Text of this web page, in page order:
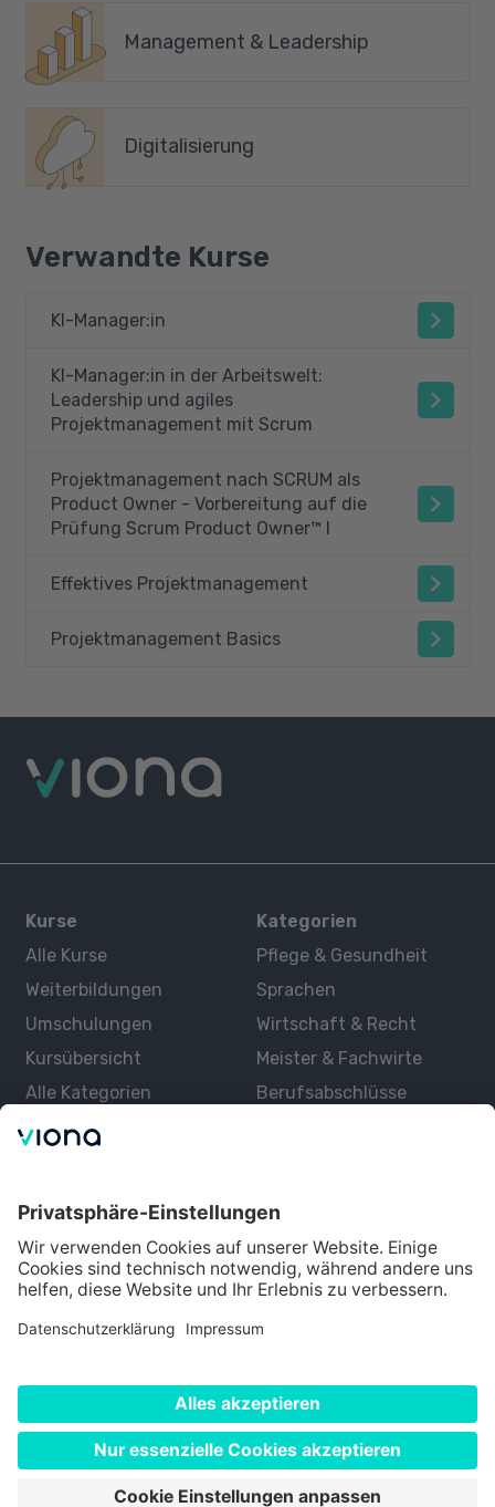
Management & Leadership
Digitalisierung
Verwandte Kurse
KI-Manager:in
KI-Manager:in in der Arbeitswelt:
Leadership und agiles
Projektmanagement mit Scrum
Projektmanagement nach SCRUM als
Product Owner - Vorbereitung auf die
Prüfung Scrum Product Owner™ I
Effektives Projektmanagement
Projektmanagement Basics
Kurse
Alle Kurse
Weiterbildungen
Umschulungen
Kursübersicht
Alle Kategorien
Kategorien
Pflege & Gesundheit
Sprachen
Wirtschaft & Recht
Meister & Fachwirte
Berufsabschlüsse
Über uns
Lernen mit Viona
Alle Partner
Partner werden
Impressum
Nutzungsbedingungen
Cookie Einstellungen
Viona. Alle Rechte vorbehalten